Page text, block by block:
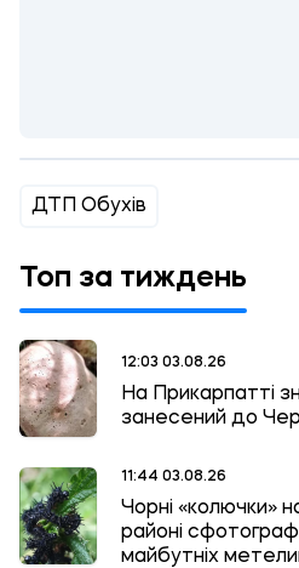
ДТП Обухів
Топ за тиждень
12:03 03.08.26
На Прикарпатті
занесений до
11:44 03.08.26
Чорні «колючки»
районі
майбутніх